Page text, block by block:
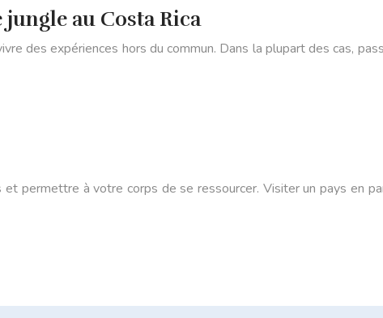
au Costa Rica
des expériences hors du commun. Dans la plupart des cas,
permettre à votre corps de se ressourcer. Visiter un pays en